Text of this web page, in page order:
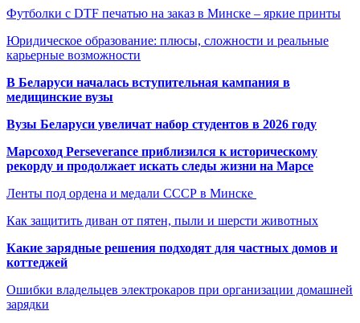
Футболки с DTF печатью на заказ в Минске – яркие принты
Юридическое образование: плюсы, сложности и реальные
карьерные возможности
В Беларуси началась вступительная кампания в
медицинские вузы
Вузы Беларуси увеличат набор студентов в 2026 году
Марсоход Perseverance приблизился к историческому
рекорду и продолжает искать следы жизни на Марсе
Ленты под ордена и медали СССР в Минске
Как защитить диван от пятен, пыли и шерсти животных
Какие зарядные решения подходят для частных домов и
коттеджей
Ошибки владельцев электрокаров при организации домашней
зарядки